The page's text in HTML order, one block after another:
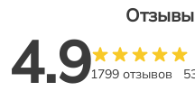
Отзывы
4.91799 отзывов